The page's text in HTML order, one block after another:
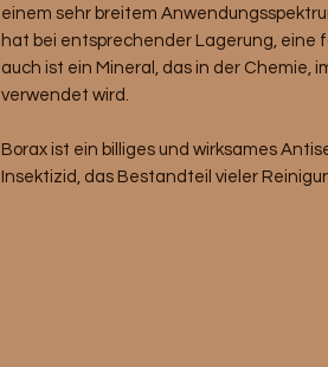
einem sehr breitem
hat bei entsprechender Lagerung, eine
auch ist ein Mineral, das in der Chemie,
verwendet wird.
Borax ist ein billiges und wirksames
Insektizid, das Bestandteil vieler